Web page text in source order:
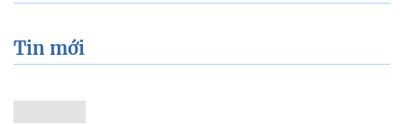
Tin mới